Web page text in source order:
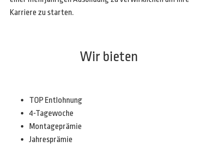
Karriere zu starten.
Wir bieten
TOP Entlohnung
4-Tagewoche
Montageprämie
Jahresprämie